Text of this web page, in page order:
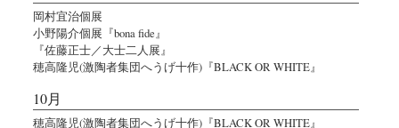
岡村宜治個展
小野陽介個展『bona fide』
『佐藤正士／大士二人展』
穂高隆児(激陶者集団へうげ十作)『BLACK OR WHITE』
10月
穂高隆児(激陶者集団へうげ十作)『BLACK OR WHITE』